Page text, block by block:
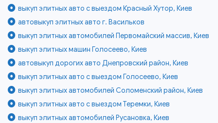
выкуп элитных авто с выездом Красный Хутор, Киев
автовыкуп элитных авто г. Васильков
выкуп элитных автомобилей Первомайский массив, Киев
выкуп элитных машин Голосеево, Киев
автовыкуп дорогих авто Днепровский район, Киев
выкуп элитных авто с выездом Голосеево, Киев
выкуп элитных автомобилей Соломенский район, Киев
выкуп элитных авто с выездом Теремки, Киев
выкуп элитных автомобилей Русановка, Киев